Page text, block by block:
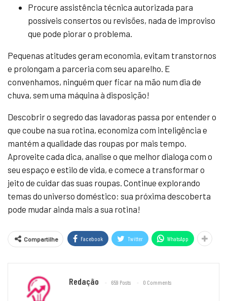
Procure assistência técnica autorizada para
possíveis consertos ou revisões, nada de improviso
que pode piorar o problema.
Pequenas atitudes geram economia, evitam transtornos
e prolongam a parceria com seu aparelho. E
convenhamos, ninguém quer ficar na mão num dia de
chuva, sem uma máquina à disposição!
Descobrir o segredo das lavadoras passa por entender o
que coube na sua rotina, economiza com inteligência e
mantém a qualidade das roupas por mais tempo.
Aproveite cada dica, analise o que melhor dialoga com o
seu espaço e estilo de vida, e comece a transformar o
jeito de cuidar das suas roupas. Continue explorando
temas do universo doméstico: sua próxima descoberta
pode mudar ainda mais a sua rotina!
Compartilhe Facebook Twitter WhatsApp
Redação 659 Posts 0 Comments